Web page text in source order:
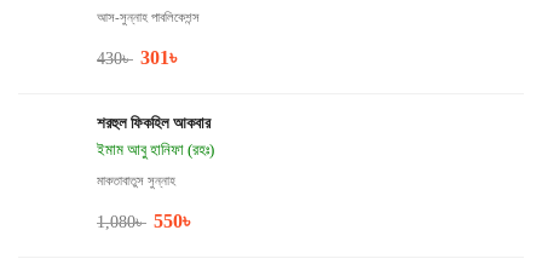
আস-সুন্নাহ পাবলিকেশন্স
430৳ 301৳
শরহুল ফিকহিল আকবার
ইমাম আবু হানিফা (রহঃ)
মাকতাবাতুস সুন্নাহ
1,080৳ 550৳